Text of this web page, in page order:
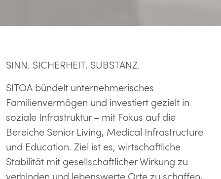
SINN. SICHERHEIT. SUBSTANZ.
SITOA bündelt unternehmerisches
Familienvermögen und investiert gezielt in
soziale Infrastruktur – mit Fokus auf die
Bereiche Senior Living, Medical Infrastructure
und Education. Ziel ist es, wirtschaftliche
Stabilität mit gesellschaftlicher Wirkung zu
verbinden und lebenswerte Orte zu schaffen,